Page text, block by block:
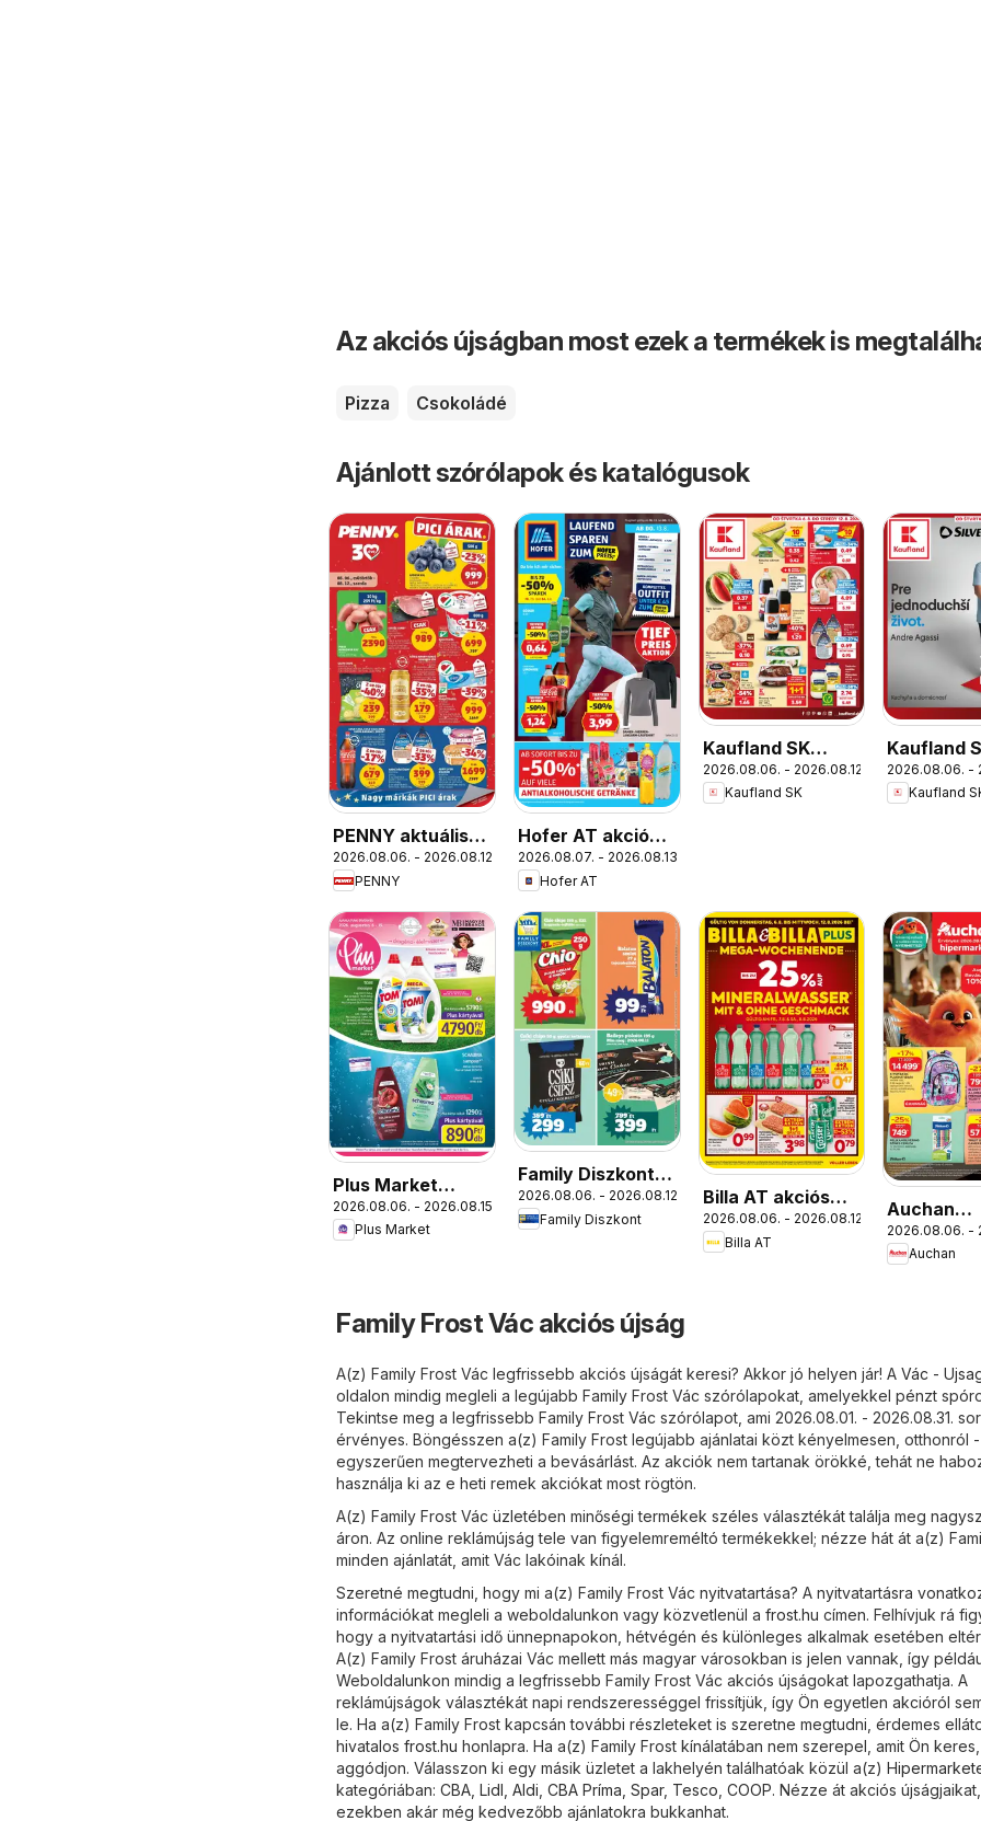
Az akciós újságban most ezek a termékek is
Pizza Csokoládé
Ajánlott szórólapok és katalógusok
PENNY aktuális
akciós újság
2026.08.06. - 2026.08.12.
PENNY
Hofer AT akciós
újság
2026.08.07. - 2026.08.13.
Hofer AT
Kaufland SK
akciós újság
2026.08.06. - 2026.08.12.
Kaufland SK
Kaufland
Nonfood
újság
2026.08.06. -
Kaufland
Plus Market
akciós újság
2026.08.06. - 2026.08.15.
Plus Market
Family Diszkont
akciós újság
2026.08.06. - 2026.08.12.
Family Diszkont
Billa AT akciós
újság
2026.08.06. - 2026.08.12.
Billa AT
Auchan
ajánlatok
2026.08.06. -
Auchan
Family Frost Vác akciós újság
A(z) Family Frost Vác legfrissebb akciós újságát keresi? Akkor jó helyen jár! A Vác -
oldalon mindig megleli a legújabb Family Frost Vác szórólapokat, amelyekkel pénzt
Tekintse meg a legfrissebb Family Frost Vác szórólapot, ami 2026.08.01. - 2026.08.31.
érvényes. Böngésszen a(z) Family Frost legújabb ajánlatai közt kényelmesen, otthonról
egyszerűen megtervezheti a bevásárlást. Az akciók nem tartanak örökké, tehát ne
használja ki az e heti remek akciókat most rögtön.
A(z) Family Frost Vác üzletében minőségi termékek széles választékát találja meg
áron. Az online reklámújság tele van figyelemreméltó termékekkel; nézze hát át a(z)
minden ajánlatát, amit Vác lakóinak kínál.
Szeretné megtudni, hogy mi a(z) Family Frost Vác nyitvatartása? A nyitvatartásra
információkat megleli a weboldalunkon vagy közvetlenül a frost.hu címen. Felhívjuk rá
hogy a nyitvatartási idő ünnepnapokon, hétvégén és különleges alkalmak esetében
A(z) Family Frost áruházai Vác mellett más magyar városokban is jelen vannak, így
Weboldalunkon mindig a legfrissebb Family Frost Vác akciós újságokat lapozgathatja. A
reklámújságok választékát napi rendszerességgel frissítjük, így Ön egyetlen akcióról
le. Ha a(z) Family Frost kapcsán további részleteket is szeretne megtudni, érdemes
hivatalos frost.hu honlapra. Ha a(z) Family Frost kínálatában nem szerepel, amit Ön
aggódjon. Válasszon ki egy másik üzletet a lakhelyén találhatóak közül a(z)
kategóriában: CBA Lidl Aldi CBA Príma Spar, Tesco COOP. Nézze át akciós
ezekben akár még kedvezőbb ajánlatokra bukkanhat.